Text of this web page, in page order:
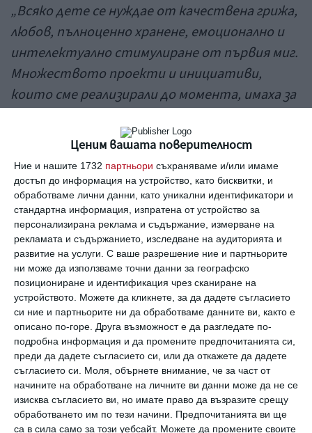
Ценим вашата поверителност
Ние и нашите 1732 партньори съхраняваме и/или имаме
достъп до информация на устройство, като бисквитки, и
обработваме лични данни, като уникални идентификатори и
стандартна информация, изпратена от устройство за
персонализирана реклама и съдържание, измерване на
рекламата и съдържанието, изследване на аудиторията и
развитие на услуги. С ваше разрешение ние и партньорите
ни може да използваме точни данни за географско
позициониране и идентификация чрез сканиране на
устройството. Можете да кликнете, за да дадете съгласието
си ние и партньорите ни да обработваме данните ви, както е
описано по-горе. Друга възможност е да разгледате по-
подробна информация и да промените предпочитанията си,
преди да дадете съгласието си, или да откажете да дадете
съгласието си. Моля, обърнете внимание, че за част от
начините на обработване на личните ви данни може да не се
изисква съгласието ви, но имате право да възразите срещу
обработването им по тези начини. Предпочитанията ви ще
са в сила само за този уебсайт. Можете да промените своите
„Всяко дете се нуждае от качествена грижа,
любов, пълноценно хранене, емоционално и
интелектуално стимулиране от първия миг.
Множеството проекти и инициативи,
които сме реализирали до момента, имаха за
здравословно и балансирано хранене, спорт и
активен начин на живот, учене и развиване
на талантите на техните деца на възраст
между 6 и 14 години. С тази кампания
насочваме вниманието си към грижата за
най-малките“, заяви Милена Драгийска,
главен изпълнителен директор на Лидл
България.